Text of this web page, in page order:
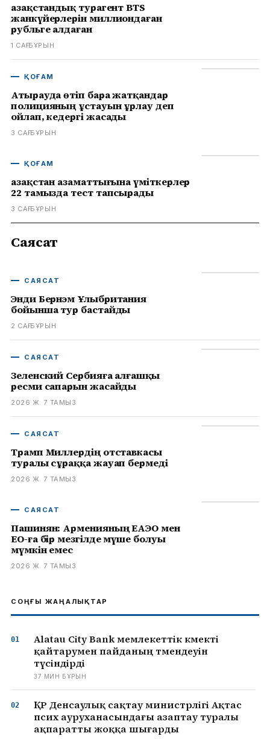
Қазақстандық турагент BTS
жанкүйерлерін миллиондаған
рубльге алдаған
1 САҒ БҰРЫН
ҚОҒАМ
Атырауда өтіп бара жатқандар
полицияның ұстауын ұрлау деп
ойлап, кедергі жасады
3 САҒ БҰРЫН
ҚОҒАМ
Қазақстан азаматтығына үміткерлер
22 тамызда тест тапсырады
3 САҒ БҰРЫН
Саясат
САЯСАТ
Энди Бернэм Ұлыбритания
бойынша тур бастайды
2 САҒ БҰРЫН
САЯСАТ
Зеленский Сербияға алғашқы
ресми сапарын жасайды
2026 Ж. 7 ТАМЫЗ
САЯСАТ
Трамп Миллердің отставкасы
туралы сұраққа жауап бермеді
2026 Ж. 7 ТАМЫЗ
САЯСАТ
Пашинян: Арменияның ЕАЭО мен
ЕО-ға бір мезгілде мүше болуы
мүмкін емес
2026 Ж. 7 ТАМЫЗ
СОҢҒЫ ЖАҢАЛЫҚТАР
Alatau City Bank мемлекеттік көмекті
қайтарумен пайданың төмендеуін
түсіндірді
37 МИН БҰРЫН
ҚР Денсаулық сақтау министрлігі Ақтас
псих ауруханасындағы азаптау туралы
ақпаратты жоққа шығарды